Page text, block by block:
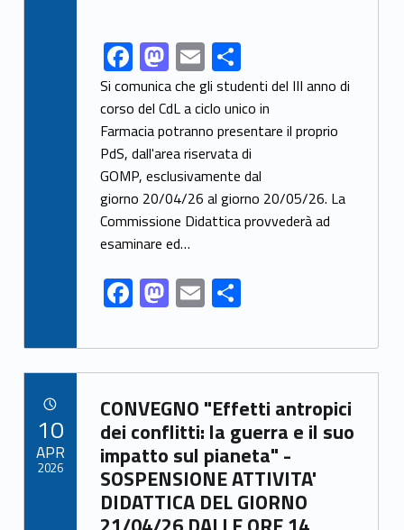
Link identifier share facebook archive #share-link-archive-63611F
ac
e
b
o
o
k
M
as
to
d
o
n
E
m
ai
l
S
h
ar
e
Si comunica che gli studenti del III anno di
corso del CdL a ciclo unico in
Farmacia potranno presentare il proprio
PdS, dall'area riservata di
GOMP, esclusivamente dal
giorno 20/04/26 al giorno 20/05/26. La
Commissione Didattica provvederà ad
esaminare ed…
F
ac
e
b
o
o
k
M
as
to
d
o
n
E
m
ai
l
S
h
ar
e
Link identifier archive #link-archive-79662
CONVEGNO "Effetti antropici
dei conflitti: la guerra e il suo
impatto sul pianeta" -
SOSPENSIONE ATTIVITA'
DIDATTICA DEL GIORNO
10
APR
2026